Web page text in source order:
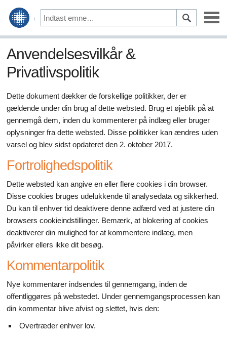
Design & Dekoration
Opbygning & Remodellering
Husholdning & Husholdning
Hjem vedligeholdelse & Reparation
Anvendelsesvilkår &
Privatlivspolitik
Dette dokument dækker de forskellige politikker, der er
gældende under din brug af dette websted. Brug et øjeblik på at
gennemgå dem, inden du kommenterer på indlæg eller bruger
oplysninger fra dette websted. Disse politikker kan ændres uden
varsel og blev sidst opdateret den 2. oktober 2017.
Fortrolighedspolitik
Dette websted kan angive en eller flere cookies i din browser.
Disse cookies bruges udelukkende til analysedata og sikkerhed.
Du kan til enhver tid deaktivere denne adfærd ved at justere din
browsers cookieindstillinger. Bemærk, at blokering af cookies
deaktiverer din mulighed for at kommentere indlæg, men
påvirker ellers ikke dit besøg.
Kommentarpolitik
Nye kommentarer indsendes til gennemgang, inden de
offentliggøres på webstedet. Under gennemgangsprocessen kan
din kommentar blive afvist og slettet, hvis den:
Overtræder enhver lov.